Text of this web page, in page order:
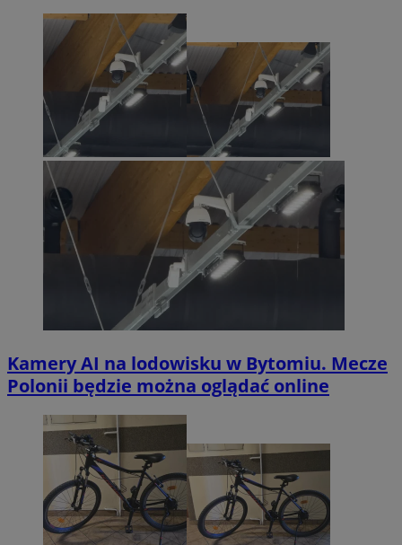
Kamery AI na lodowisku w Bytomiu. Mecze
Polonii będzie można oglądać online